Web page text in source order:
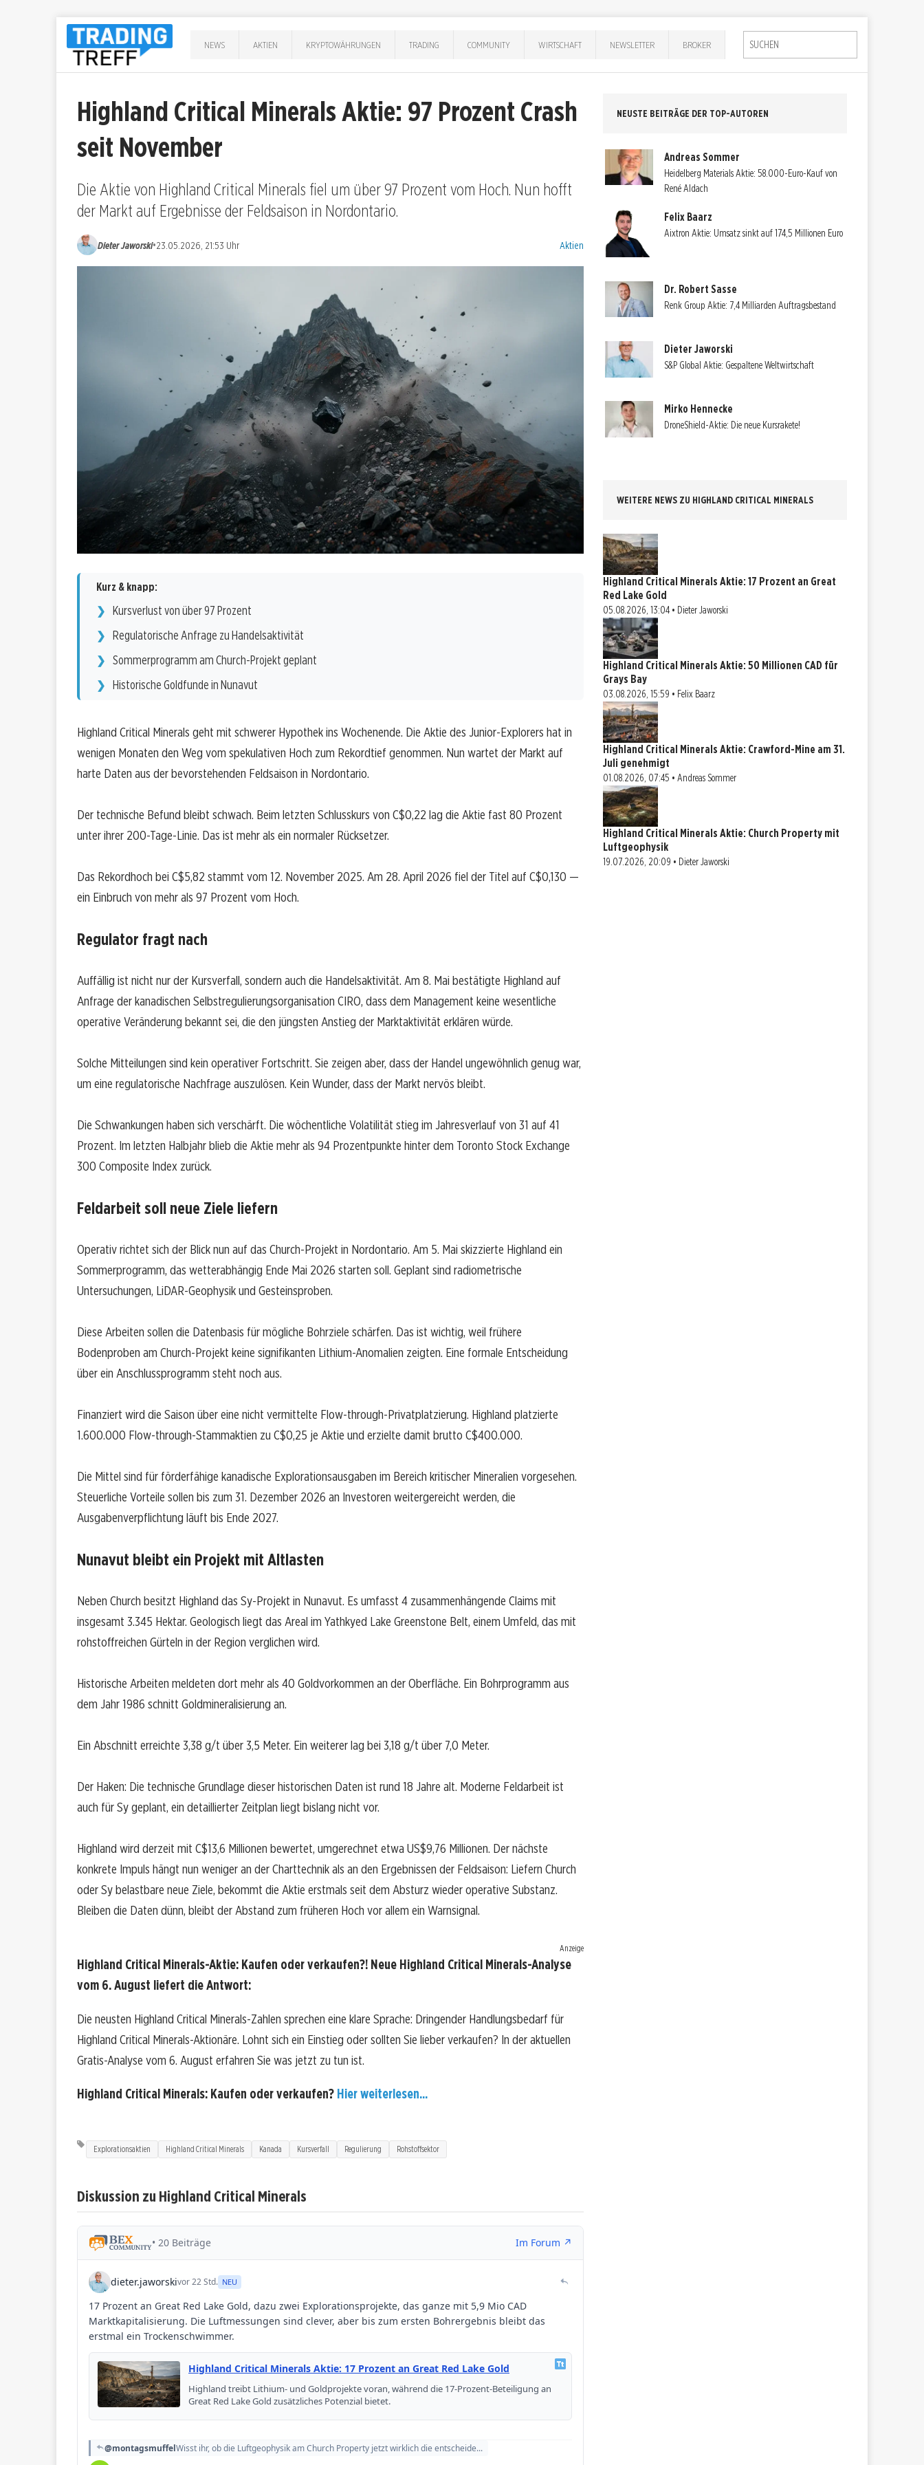
NEWS AKTIEN KRYPTOWÄHRUNGEN TRADING COMMUNITY WIRTSCHAFT NEWSLETTER BROKER
Highland Critical Minerals Aktie: 97 Prozent Crash
seit November
Die Aktie von Highland Critical Minerals fiel um über 97 Prozent vom Hoch. Nun hofft
der Markt auf Ergebnisse der Feldsaison in Nordontario.
Dieter Jaworski•23.05.2026, 21:53 Uhr Kategorien:
Aktien
Kurz & knapp:
Kursverlust von über 97 Prozent
Regulatorische Anfrage zu Handelsaktivität
Sommerprogramm am Church-Projekt geplant
Historische Goldfunde in Nunavut
Highland Critical Minerals geht mit schwerer Hypothek ins Wochenende. Die Aktie des Junior-Explorers hat in
wenigen Monaten den Weg vom spekulativen Hoch zum Rekordtief genommen. Nun wartet der Markt auf
harte Daten aus der bevorstehenden Feldsaison in Nordontario.
Der technische Befund bleibt schwach. Beim letzten Schlusskurs von C$0,22 lag die Aktie fast 80 Prozent
unter ihrer 200-Tage-Linie. Das ist mehr als ein normaler Rücksetzer.
Das Rekordhoch bei C$5,82 stammt vom 12. November 2025. Am 28. April 2026 fiel der Titel auf C$0,130 —
ein Einbruch von mehr als 97 Prozent vom Hoch.
Regulator fragt nach
Auffällig ist nicht nur der Kursverfall, sondern auch die Handelsaktivität. Am 8. Mai bestätigte Highland auf
Anfrage der kanadischen Selbstregulierungsorganisation CIRO, dass dem Management keine wesentliche
operative Veränderung bekannt sei, die den jüngsten Anstieg der Marktaktivität erklären würde.
Solche Mitteilungen sind kein operativer Fortschritt. Sie zeigen aber, dass der Handel ungewöhnlich genug war,
um eine regulatorische Nachfrage auszulösen. Kein Wunder, dass der Markt nervös bleibt.
Die Schwankungen haben sich verschärft. Die wöchentliche Volatilität stieg im Jahresverlauf von 31 auf 41
Prozent. Im letzten Halbjahr blieb die Aktie mehr als 94 Prozentpunkte hinter dem Toronto Stock Exchange
300 Composite Index zurück.
Feldarbeit soll neue Ziele liefern
Operativ richtet sich der Blick nun auf das Church-Projekt in Nordontario. Am 5. Mai skizzierte Highland ein
Sommerprogramm, das wetterabhängig Ende Mai 2026 starten soll. Geplant sind radiometrische
Untersuchungen, LiDAR-Geophysik und Gesteinsproben.
Diese Arbeiten sollen die Datenbasis für mögliche Bohrziele schärfen. Das ist wichtig, weil frühere
Bodenproben am Church-Projekt keine signifikanten Lithium-Anomalien zeigten. Eine formale Entscheidung
über ein Anschlussprogramm steht noch aus.
Finanziert wird die Saison über eine nicht vermittelte Flow-through-Privatplatzierung. Highland platzierte
1.600.000 Flow-through-Stammaktien zu C$0,25 je Aktie und erzielte damit brutto C$400.000.
Die Mittel sind für förderfähige kanadische Explorationsausgaben im Bereich kritischer Mineralien vorgesehen.
Steuerliche Vorteile sollen bis zum 31. Dezember 2026 an Investoren weitergereicht werden, die
Ausgabenverpflichtung läuft bis Ende 2027.
Nunavut bleibt ein Projekt mit Altlasten
Neben Church besitzt Highland das Sy-Projekt in Nunavut. Es umfasst 4 zusammenhängende Claims mit
insgesamt 3.345 Hektar. Geologisch liegt das Areal im Yathkyed Lake Greenstone Belt, einem Umfeld, das mit
rohstoffreichen Gürteln in der Region verglichen wird.
Historische Arbeiten meldeten dort mehr als 40 Goldvorkommen an der Oberfläche. Ein Bohrprogramm aus
dem Jahr 1986 schnitt Goldmineralisierung an.
Ein Abschnitt erreichte 3,38 g/t über 3,5 Meter. Ein weiterer lag bei 3,18 g/t über 7,0 Meter.
Der Haken: Die technische Grundlage dieser historischen Daten ist rund 18 Jahre alt. Moderne Feldarbeit ist
auch für Sy geplant, ein detaillierter Zeitplan liegt bislang nicht vor.
Highland wird derzeit mit C$13,6 Millionen bewertet, umgerechnet etwa US$9,76 Millionen. Der nächste
konkrete Impuls hängt nun weniger an der Charttechnik als an den Ergebnissen der Feldsaison: Liefern Church
oder Sy belastbare neue Ziele, bekommt die Aktie erstmals seit dem Absturz wieder operative Substanz.
Bleiben die Daten dünn, bleibt der Abstand zum früheren Hoch vor allem ein Warnsignal.
Anzeige
Highland Critical Minerals-Aktie: Kaufen oder verkaufen?! Neue Highland Critical Minerals-Analyse
vom 6. August liefert die Antwort:
Die neusten Highland Critical Minerals-Zahlen sprechen eine klare Sprache: Dringender Handlungsbedarf für
Highland Critical Minerals-Aktionäre. Lohnt sich ein Einstieg oder sollten Sie lieber verkaufen? In der aktuellen
Gratis-Analyse vom 6. August erfahren Sie was jetzt zu tun ist.
Highland Critical Minerals: Kaufen oder verkaufen? Hier weiterlesen...
Explorationsaktien Highland Critical Minerals Kanada Kursverfall Regulierung Rohstoffsektor
Diskussion zu Highland Critical Minerals
NEUSTE BEITRÄGE DER TOP-AUTOREN
Andreas Sommer
Heidelberg Materials Aktie: 58.000-Euro-Kauf von
René Aldach
Felix Baarz
Aixtron Aktie: Umsatz sinkt auf 174,5 Millionen Euro
Dr. Robert Sasse
Renk Group Aktie: 7,4 Milliarden Auftragsbestand
Dieter Jaworski
S&P Global Aktie: Gespaltene Weltwirtschaft
Mirko Hennecke
DroneShield-Aktie: Die neue Kursrakete!
WEITERE NEWS ZU HIGHLAND CRITICAL MINERALS
Highland Critical Minerals Aktie: 17 Prozent an Great
Red Lake Gold
05.08.2026, 13:04 • Dieter Jaworski
Highland Critical Minerals Aktie: 50 Millionen CAD für
Grays Bay
03.08.2026, 15:59 • Felix Baarz
Highland Critical Minerals Aktie: Crawford-Mine am 31.
Juli genehmigt
01.08.2026, 07:45 • Andreas Sommer
Highland Critical Minerals Aktie: Church Property mit
Luftgeophysik
19.07.2026, 20:09 • Dieter Jaworski